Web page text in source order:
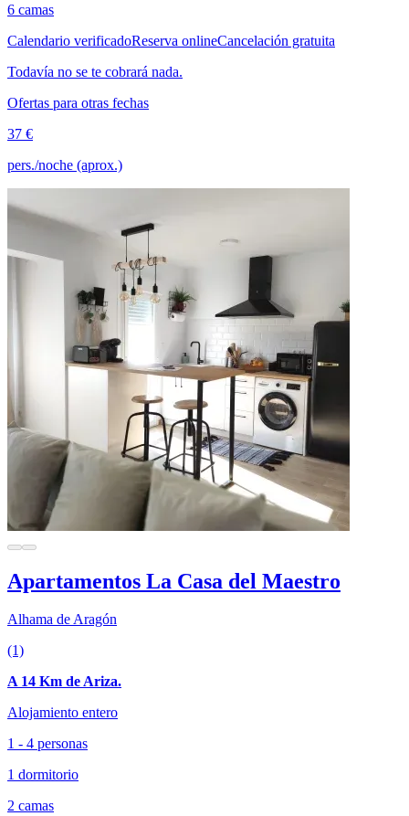
6 camas
Calendario verificadoReserva onlineCancelación gratuita
Todavía no se te cobrará nada.
Ofertas para otras fechas
37 €
pers./noche (aprox.)
Apartamentos La Casa del Maestro
Alhama de Aragón
(1)
A 14 Km de Ariza.
Alojamiento entero
1 - 4 personas
1 dormitorio
2 camas